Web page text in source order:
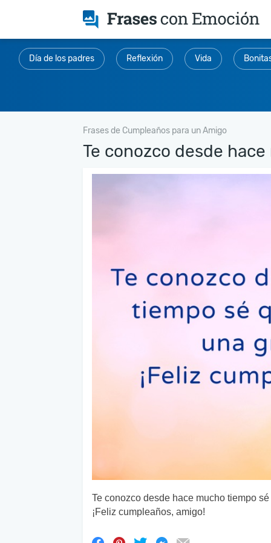
Día de los padres Reflexión Vida
Frases de Cumpleaños para un Amigo
Te conozco desde hace
Te conozco desde hace mucho tiempo
¡Feliz cumpleaños, amigo!